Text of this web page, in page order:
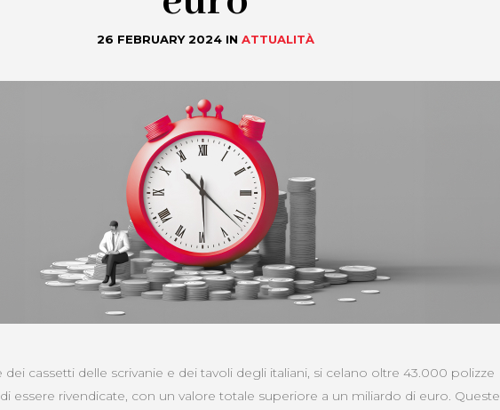
26 FEBRUARY 2024IN ATTUALITÀ
cassetti delle scrivanie e dei tavoli degli italiani, si celano oltre 43.000 polizze
essere rivendicate, con un valore totale superiore a un miliardo di euro. Queste